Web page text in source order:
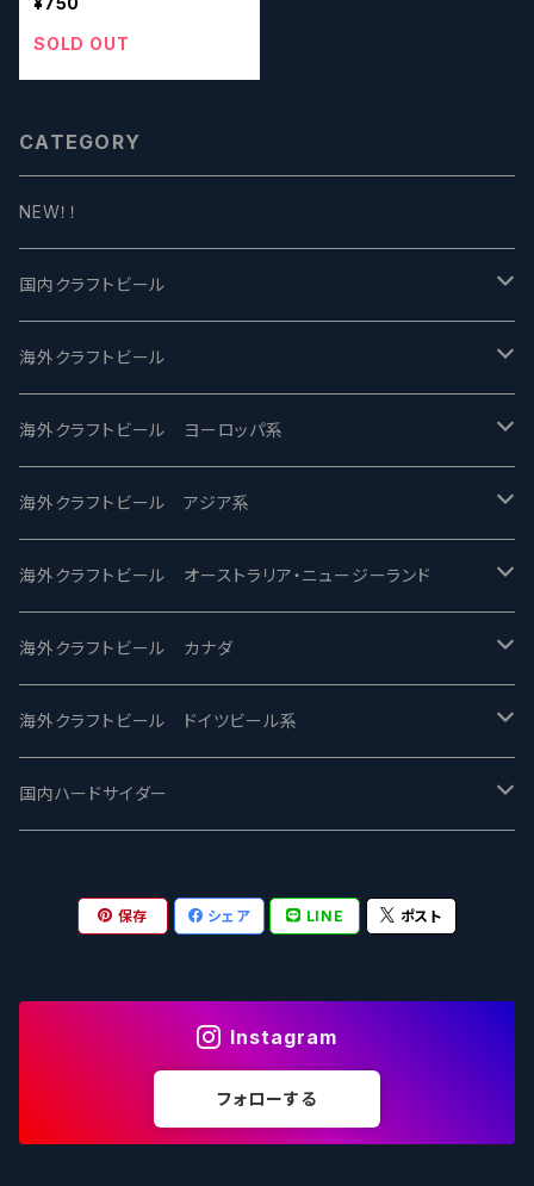
SOLD OUT
CATEGORY
NEW！！
国内クラフトビール
UCHU BREWING -うちゅうブルーイング
バテレ -VERTERE
2nd Story Ale Works -セカンドストーリー
ビアへるん - Beer Hearn
忽布古丹醸造 - HOP KOTAN
ワイマーケットブルーイング Y.Market Brewing
志賀高原ビール - SIGAKOGEN
箕面ビール - MINOH BEER
サンクトガーレン - Sankt Gallen
ウェストコーストブルーイング -WCB
海外クラフトビール
Modern Times モダンタイムズ
Maui マウイ
Toppling Goliath トップリンゴライアス
Fair State フェアステイト
Lagunitas ラグニタス
FirestoneWalker ファイアストーン
Mikkeller ミッケラー
Hop Nation ホップネーション
Brewski ブリュースキー
海外クラフトビール ヨーロッパ系
UnBarred -アンバード
SAIREN /サイレン
ワイルドチャイルド - Wilde Child
BrewDog Brewery - ブリュードッグ
The Flying Inn / ザ フライイング イン
Lambiek Fabriek - ファブリーク
Marble / マーブル
Buxton - バクストン
海外クラフトビール アジア系
gweilo-鬼佬 グウァイロ
Heart Of Darkness - ハートオブダークネス
Carbon brews -カーボン
TAIHU - タイフー
Behemoth - ベヒーモス
海外クラフトビール オーストラリア・ニュージーランド
ROCKY RIDGE - ロッキーリッジ
BODRIGGY BREWING ボッドリッジー
CO-CONSPIRATORS コ・コンスピレーターズ
Deep Creek Brewing Co.
8 Wired エイトワイアード
Isthmus イスムス
海外クラフトビール カナダ
Jackie O's ジャッキーオーズ
Westbrook ウェストブルック
Strathcona ストラスコナ
ODIN BREWING オディン
Electric Bicycle エレクトリックバイシクル
海外クラフトビール ドイツビール系
Karmeliten カーメリテン
Früh フリュー
Plank プランク
Tucher トゥーハー
国内ハードサイダー
保存 シェア LINE ポスト
Instagram
フォローする